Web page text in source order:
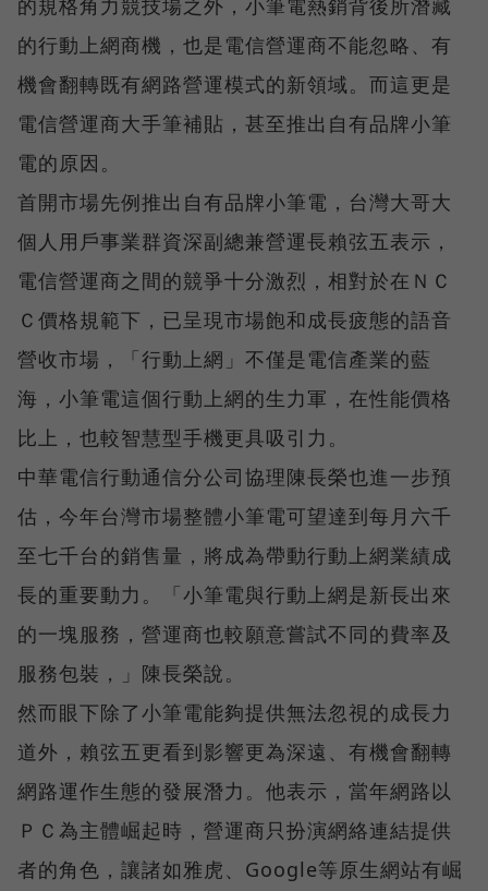
的行動上網商機，也是電信營運商不能忽略、有
機會翻轉既有網路營運模式的新領域。而這更是
電信營運商大手筆補貼，甚至推出自有品牌小筆
電的原因。
首開市場先例推出自有品牌小筆電，台灣大哥大
個人用戶事業群資深副總兼營運長賴弦五表示，
電信營運商之間的競爭十分激烈，相對於在ＮＣ
Ｃ價格規範下，已呈現市場飽和成長疲態的語音
營收市場，「行動上網」不僅是電信產業的藍
海，小筆電這個行動上網的生力軍，在性能價格
比上，也較智慧型手機更具吸引力。
中華電信行動通信分公司協理陳長榮也進一步預
估，今年台灣市場整體小筆電可望達到每月六千
至七千台的銷售量，將成為帶動行動上網業績成
長的重要動力。「小筆電與行動上網是新長出來
的一塊服務，營運商也較願意嘗試不同的費率及
服務包裝，」陳長榮說。
然而眼下除了小筆電能夠提供無法忽視的成長力
道外，賴弦五更看到影響更為深遠、有機會翻轉
網路運作生態的發展潛力。他表示，當年網路以
ＰＣ為主體崛起時，營運商只扮演網絡連結提供
者的角色，讓諸如雅虎、Google等原生網站有崛